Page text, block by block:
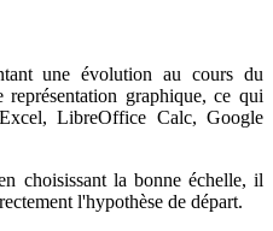
une évolution au cours du
graphique, ce qui
LibreOffice Calc, Google
choisissant la bonne échelle, il
l'hypothèse de départ.